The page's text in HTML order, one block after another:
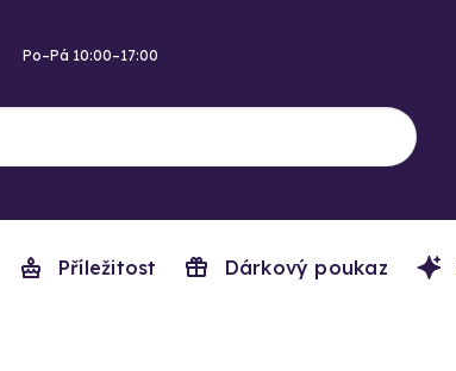
Po–Pá 10:00–17:00
Příležitost Dárkový poukaz